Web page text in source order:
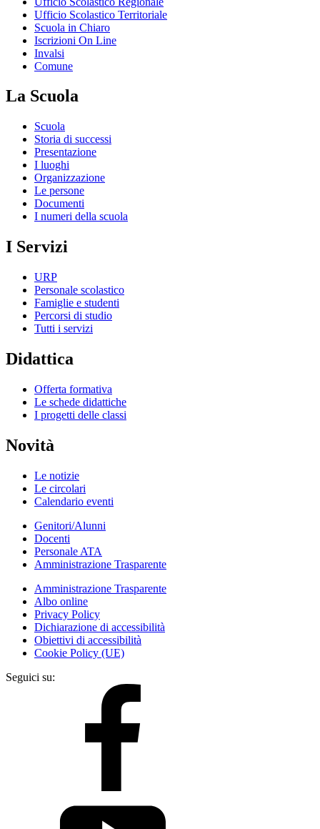
Ufficio Scolastico Territoriale
Scuola in Chiaro
Iscrizioni On Line
Invalsi
Comune
La Scuola
Scuola
Storia di successi
Presentazione
I luoghi
Organizzazione
Le persone
Documenti
I numeri della scuola
I Servizi
URP
Personale scolastico
Famiglie e studenti
Percorsi di studio
Tutti i servizi
Didattica
Offerta formativa
Le schede didattiche
I progetti delle classi
Novità
Le notizie
Le circolari
Calendario eventi
Genitori/Alunni
Docenti
Personale ATA
Amministrazione Trasparente
Amministrazione Trasparente
Albo online
Privacy Policy
Dichiarazione di accessibilità
Obiettivi di accessibilità
Cookie Policy (UE)
Seguici su: